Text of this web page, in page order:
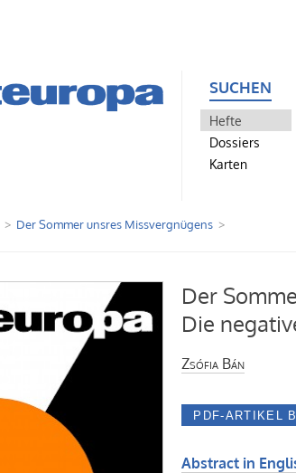
SUCHEN
Hefte
Dossiers
Karten
Der Sommer unsres Missvergnügens
Der
Die
Zsófia Bán
Abstract in